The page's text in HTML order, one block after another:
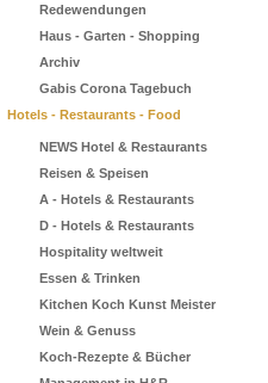
Redewendungen
Haus - Garten - Shopping
Archiv
Gabis Corona Tagebuch
Hotels - Restaurants - Food
NEWS Hotel & Restaurants
Reisen & Speisen
A - Hotels & Restaurants
D - Hotels & Restaurants
Hospitality weltweit
Essen & Trinken
Kitchen Koch Kunst Meister
Wein & Genuss
Koch-Rezepte & Bücher